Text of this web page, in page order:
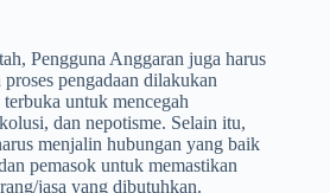
Pengguna Anggaran juga harus
pengadaan dilakukan
untuk mencegah
dan nepotisme. Selain itu,
menjalin hubungan yang baik
pemasok untuk memastikan
jasa yang dibutuhkan.